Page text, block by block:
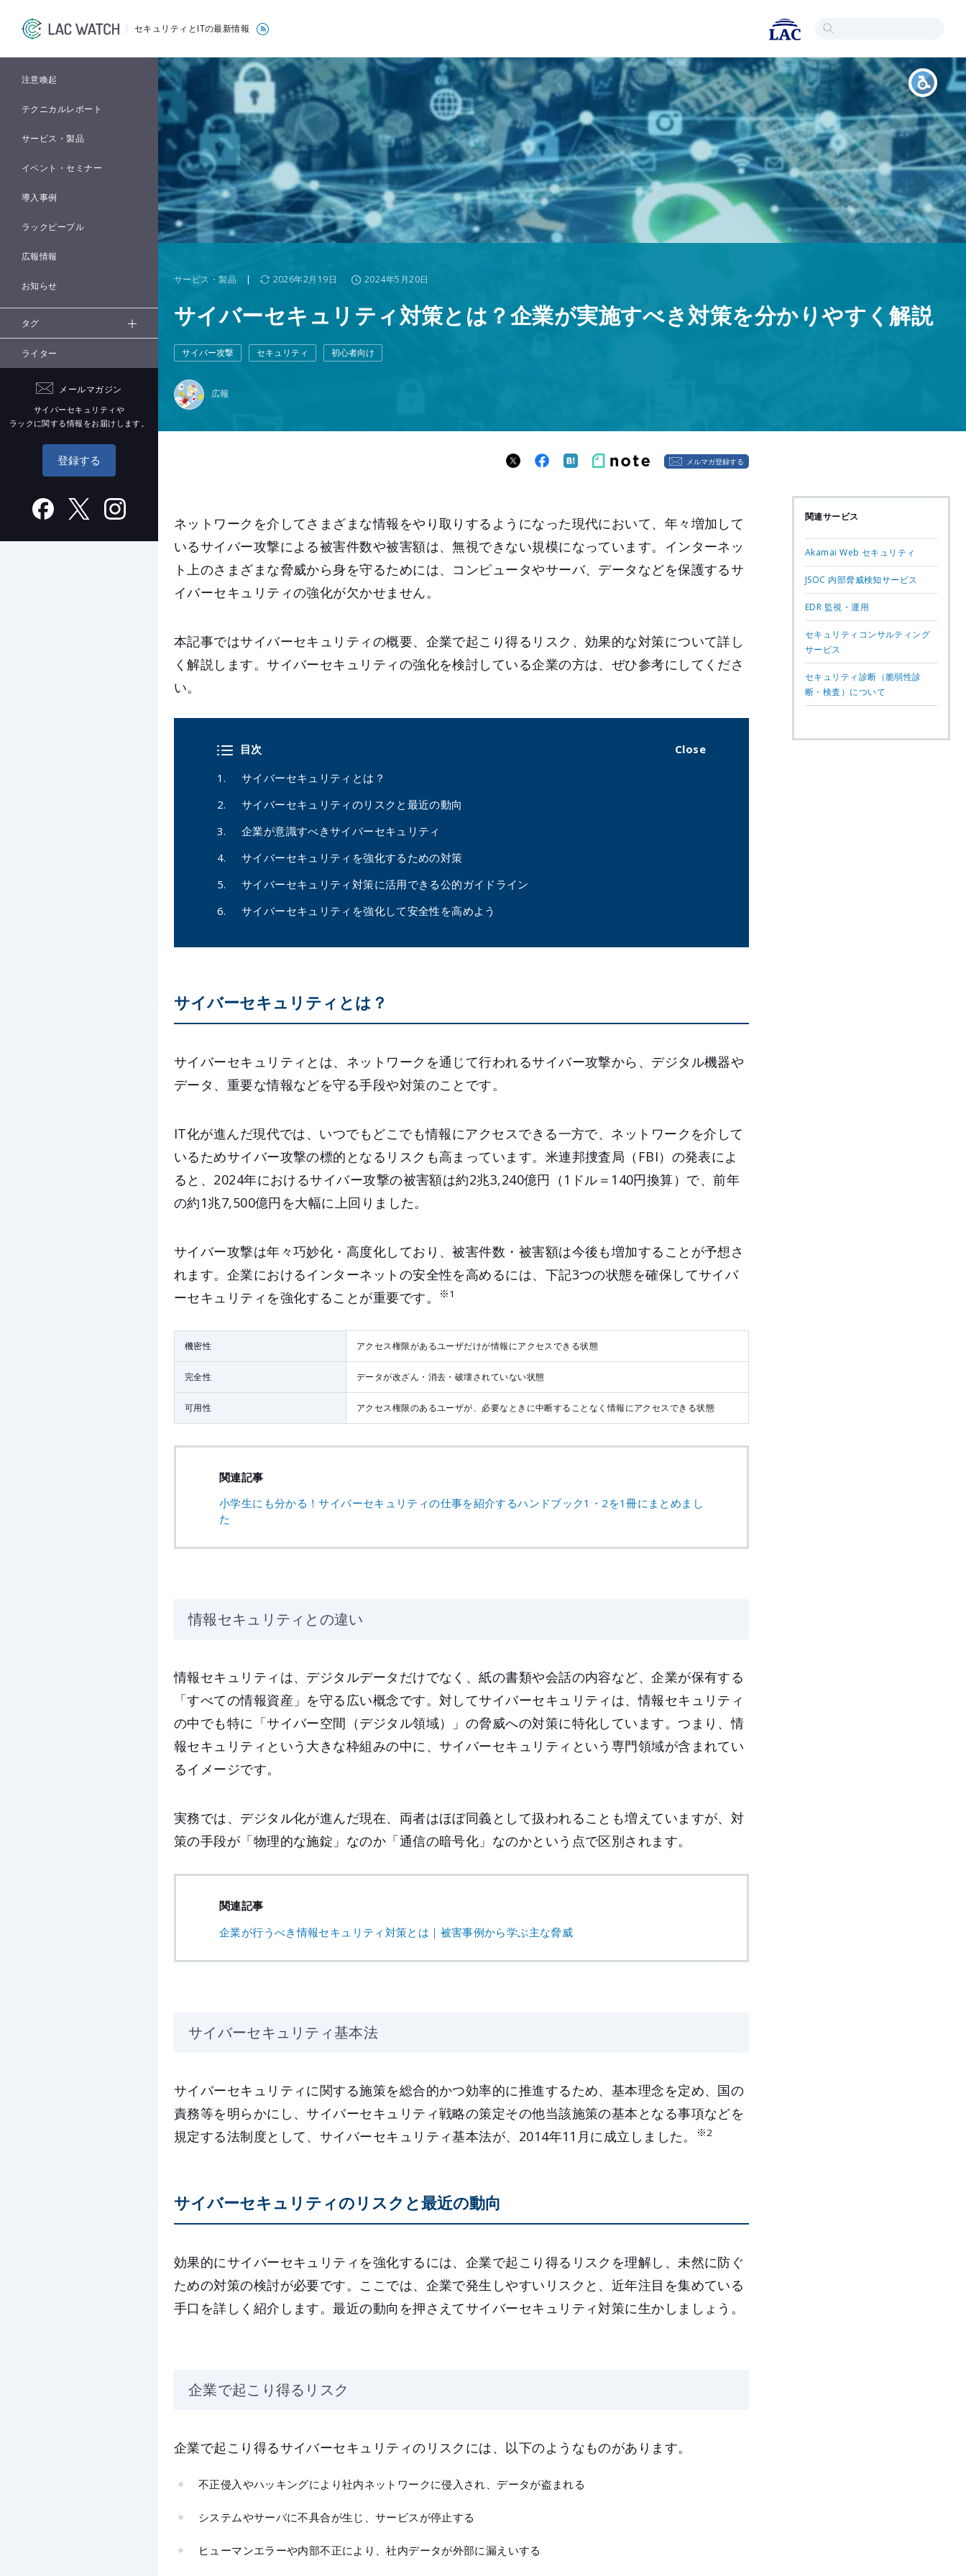
セキュリティとITの最新情報
注意喚起
テクニカルレポート
サービス・製品
イベント・セミナー
導入事例
ラックピープル
広報情報
お知らせ
タグ
ライター
メールマガジン
サイバーセキュリティや
ラックに関する情報をお届けします。
登録する
サービス・製品 | 2026年2月19日 2024年5月20日
サイバーセキュリティ対策とは？企業が実施すべき対策を分かりやすく解説
サイバー攻撃 セキュリティ 初心者向け
広報
メルマガ登録する
ネットワークを介してさまざまな情報をやり取りするようになった現代において、年々増加して
いるサイバー攻撃による被害件数や被害額は、無視できない規模になっています。インターネッ
ト上のさまざまな脅威から身を守るためには、コンピュータやサーバ、データなどを保護するサ
イバーセキュリティの強化が欠かせません。
本記事ではサイバーセキュリティの概要、企業で起こり得るリスク、効果的な対策について詳し
く解説します。サイバーセキュリティの強化を検討している企業の方は、ぜひ参考にしてくださ
い。
目次
サイバーセキュリティとは？
サイバーセキュリティのリスクと最近の動向
企業が意識すべきサイバーセキュリティ
サイバーセキュリティを強化するための対策
サイバーセキュリティ対策に活用できる公的ガイドライン
サイバーセキュリティを強化して安全性を高めよう
サイバーセキュリティとは？
サイバーセキュリティとは、ネットワークを通じて行われるサイバー攻撃から、デジタル機器や
データ、重要な情報などを守る手段や対策のことです。
IT化が進んだ現代では、いつでもどこでも情報にアクセスできる一方で、ネットワークを介して
いるためサイバー攻撃の標的となるリスクも高まっています。米連邦捜査局（FBI）の発表によ
ると、2024年におけるサイバー攻撃の被害額は約2兆3,240億円（1ドル＝140円換算）で、前年
の約1兆7,500億円を大幅に上回りました。
サイバー攻撃は年々巧妙化・高度化しており、被害件数・被害額は今後も増加することが予想さ
れます。企業におけるインターネットの安全性を高めるには、下記3つの状態を確保してサイバ
ーセキュリティを強化することが重要です。
※1
機密性 アクセス権限があるユーザだけが情報にアクセスできる状態
完全性 データが改ざん・消去・破壊されていない状態
可用性 アクセス権限のあるユーザが、必要なときに中断することなく情報にアクセスできる状態
関連記事
小学生にも分かる！サイバーセキュリティの仕事を紹介するハンドブック1・2を1冊にまとめまし
た
情報セキュリティとの違い
情報セキュリティは、デジタルデータだけでなく、紙の書類や会話の内容など、企業が保有する
「すべての情報資産」を守る広い概念です。対してサイバーセキュリティは、情報セキュリティ
の中でも特に「サイバー空間（デジタル領域）」の脅威への対策に特化しています。つまり、情
報セキュリティという大きな枠組みの中に、サイバーセキュリティという専門領域が含まれてい
るイメージです。
実務では、デジタル化が進んだ現在、両者はほぼ同義として扱われることも増えていますが、対
策の手段が「物理的な施錠」なのか「通信の暗号化」なのかという点で区別されます。
関連記事
企業が行うべき情報セキュリティ対策とは｜被害事例から学ぶ主な脅威
サイバーセキュリティ基本法
サイバーセキュリティに関する施策を総合的かつ効率的に推進するため、基本理念を定め、国の
責務等を明らかにし、サイバーセキュリティ戦略の策定その他当該施策の基本となる事項などを
規定する法制度として、サイバーセキュリティ基本法が、2014年11月に成立しました。
※2
サイバーセキュリティのリスクと最近の動向
効果的にサイバーセキュリティを強化するには、企業で起こり得るリスクを理解し、未然に防ぐ
ための対策の検討が必要です。ここでは、企業で発生しやすいリスクと、近年注目を集めている
手口を詳しく紹介します。最近の動向を押さえてサイバーセキュリティ対策に生かしましょう。
企業で起こり得るリスク
企業で起こり得るサイバーセキュリティのリスクには、以下のようなものがあります。
不正侵入やハッキングにより社内ネットワークに侵入され、データが盗まれる
システムやサーバに不具合が生じ、サービスが停止する
ヒューマンエラーや内部不正により、社内データが外部に漏えいする
関連サービス
Akamai Web セキュリティ
JSOC 内部脅威検知サービス
EDR 監視・運用
セキュリティコンサルティング
サービス
セキュリティ診断（脆弱性診
断・検査）について